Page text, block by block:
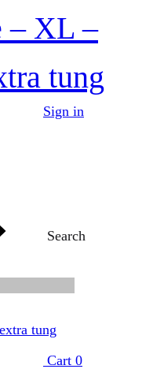
Sign in
Search
Cart 0
– XL –
tung